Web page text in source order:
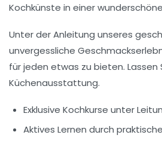
Kochkünste in einer
Unter der Anleitung unseres
unvergessliche
für jeden etwas zu bieten.
Küchenausstattung.
Exklusive Kochkurse unter
Aktives Lernen durch